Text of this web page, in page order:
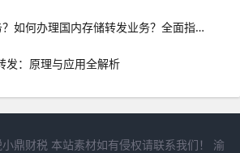
什么是存储转发业务？如何办理国内存储转发业务？全面指南来了
发：原理与应用全解析
鼎财税 本站素材如有侵权请联系我们！ 渝